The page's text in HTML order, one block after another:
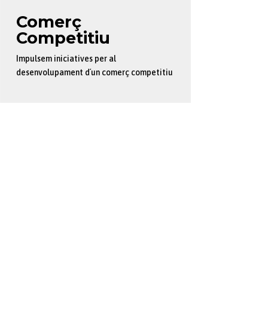
Comerç
Competitiu
Impulsem iniciatives per al
desenvolupament d´un comerç competitiu